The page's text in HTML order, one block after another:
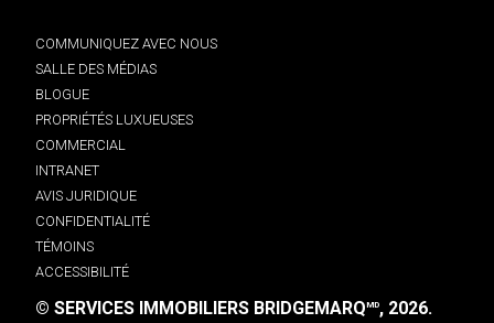
COMMUNIQUEZ AVEC NOUS
SALLE DES MÉDIAS
BLOGUE
PROPRIÉTÉS LUXUEUSES
COMMERCIAL
INTRANET
AVIS JURIDIQUE
CONFIDENTIALITÉ
TÉMOINS
ACCESSIBILITÉ
© SERVICES IMMOBILIERS BRIDGEMARQMD, 2026.